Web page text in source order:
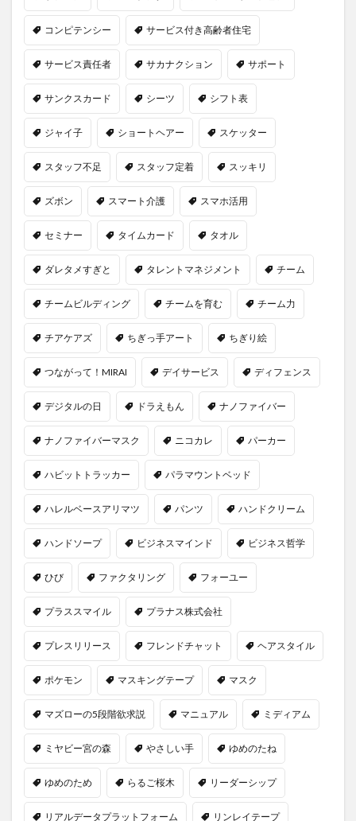
コンピテンシー サービス付き高齢者住宅
サービス責任者 サカナクション サポート
サンクスカード シーツ シフト表
ジャイ子 ショートヘアー スケッター
スタッフ不足 スタッフ定着 スッキリ
ズボン スマート介護 スマホ活用
セミナー タイムカード タオル
ダレタメすぎと タレントマネジメント チーム
チームビルディング チームを育む チーム力
チアケアズ ちぎっ手アート ちぎり絵
つながって！MIRAI デイサービス ディフェンス
デジタルの日 ドラえもん ナノファイバー
ナノファイバーマスク ニコカレ パーカー
ハビットトラッカー パラマウントベッド
ハレルベースアリマツ パンツ ハンドクリーム
ハンドソープ ビジネスマインド ビジネス哲学
ひび ファクタリング フォーユー
プラススマイル プラナス株式会社
プレスリリース フレンドチャット ヘアスタイル
ポケモン マスキングテープ マスク
マズローの5段階欲求説 マニュアル ミディアム
ミヤビー宮の森 やさしい手 ゆめのたね
ゆめのため らるご桜木 リーダーシップ
リアルデータプラットフォーム リンレイテープ